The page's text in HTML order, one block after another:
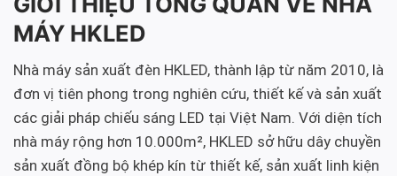
MÁY HKLED
Nhà máy sản xuất đèn HKLED, thành lập từ năm 2010, là
đơn vị tiên phong trong nghiên cứu, thiết kế và sản xuất
các giải pháp chiếu sáng LED tại Việt Nam. Với diện tích
nhà máy rộng hơn 10.000m², HKLED sở hữu dây chuyền
sản xuất đồng bộ khép kín từ thiết kế, sản xuất linh kiện